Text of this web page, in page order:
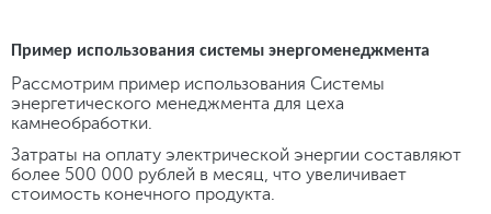
Пример использования системы энергоменеджмента
Рассмотрим пример использования Системы
энергетического менеджмента для цеха
камнеобработки.
Затраты на оплату электрической энергии составляют
более 500 000 рублей в месяц, что увеличивает
стоимость конечного продукта.